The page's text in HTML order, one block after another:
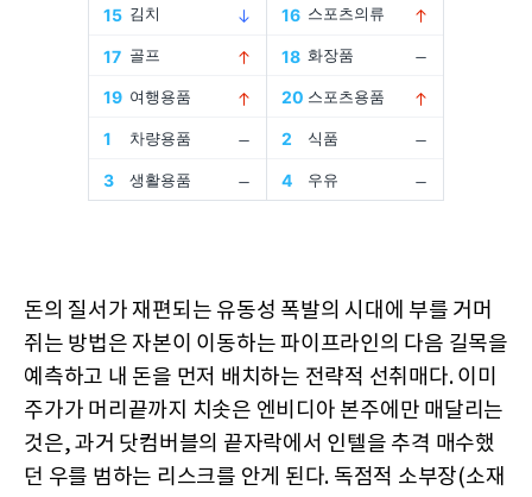
돈의 질서가 재편되는 유동성 폭발의 시대에 부를 거머
쥐는 방법은 자본이 이동하는 파이프라인의 다음 길목을
예측하고 내 돈을 먼저 배치하는 전략적 선취매다. 이미
주가가 머리끝까지 치솟은 엔비디아 본주에만 매달리는
것은, 과거 닷컴버블의 끝자락에서 인텔을 추격 매수했
던 우를 범하는 리스크를 안게 된다. 독점적 소부장(소재